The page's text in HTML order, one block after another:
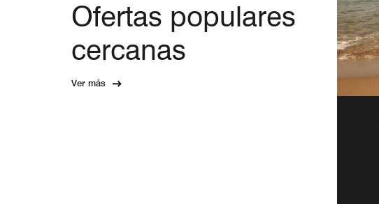
Ofertas populares
cercanas
Ver más